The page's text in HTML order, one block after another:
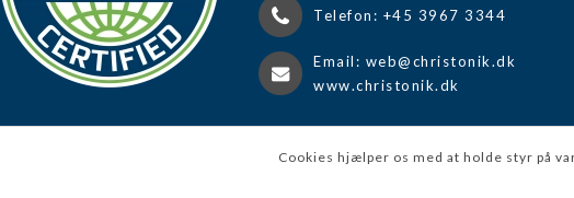
Telefon: +45 3967 3344
Email: web@christonik.dk
www.christonik.dk
Cookies hjælper os med at holde styr på